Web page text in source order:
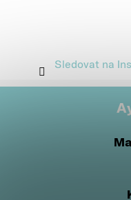
Sledovat na